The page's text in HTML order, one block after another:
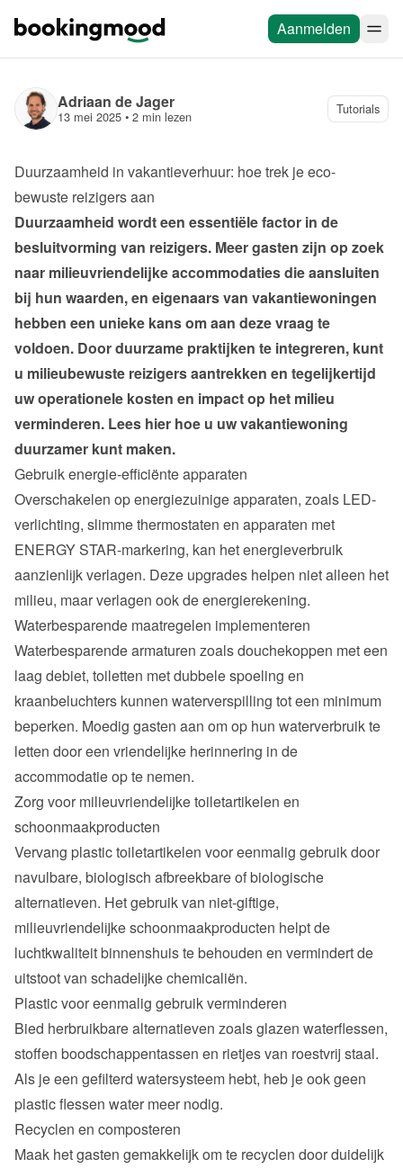
Aanmelden
Adriaan de Jager
13 mei 2025 • 2 min lezen Tutorials
Duurzaamheid in vakantieverhuur: hoe trek je eco-
bewuste reizigers aan
Duurzaamheid wordt een essentiële factor in de
besluitvorming van reizigers. Meer gasten zijn op zoek
naar milieuvriendelijke accommodaties die aansluiten
bij hun waarden, en eigenaars van vakantiewoningen
hebben een unieke kans om aan deze vraag te
voldoen. Door duurzame praktijken te integreren, kunt
u milieubewuste reizigers aantrekken en tegelijkertijd
uw operationele kosten en impact op het milieu
verminderen. Lees hier hoe u uw vakantiewoning
duurzamer kunt maken.
Gebruik energie-efficiënte apparaten
Overschakelen op energiezuinige apparaten, zoals LED-
verlichting, slimme thermostaten en apparaten met
ENERGY STAR-markering, kan het energieverbruik
aanzienlijk verlagen. Deze upgrades helpen niet alleen het
milieu, maar verlagen ook de energierekening.
Waterbesparende maatregelen implementeren
Waterbesparende armaturen zoals douchekoppen met een
laag debiet, toiletten met dubbele spoeling en
kraanbeluchters kunnen waterverspilling tot een minimum
beperken. Moedig gasten aan om op hun waterverbruik te
letten door een vriendelijke herinnering in de
accommodatie op te nemen.
Zorg voor milieuvriendelijke toiletartikelen en
schoonmaakproducten
Vervang plastic toiletartikelen voor eenmalig gebruik door
navulbare, biologisch afbreekbare of biologische
alternatieven. Het gebruik van niet-giftige,
milieuvriendelijke schoonmaakproducten helpt de
luchtkwaliteit binnenshuis te behouden en vermindert de
uitstoot van schadelijke chemicaliën.
Plastic voor eenmalig gebruik verminderen
Bied herbruikbare alternatieven zoals glazen waterflessen,
stoffen boodschappentassen en rietjes van roestvrij staal.
Als je een gefilterd watersysteem hebt, heb je ook geen
plastic flessen water meer nodig.
Recyclen en composteren
Maak het gasten gemakkelijk om te recyclen door duidelijk